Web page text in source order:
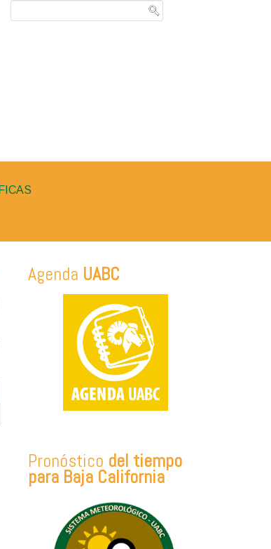
Agenda UABC
Pronóstico del tiempo
para Baja California